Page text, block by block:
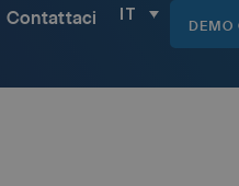
Contattaci IT
DEMO